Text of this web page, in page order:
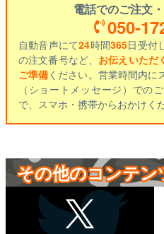
電話でのご注文
050-
自動音声にて24時間365日受付
の注文番号など、 お伝えいただ
ご準備ください。営業時間内に
（ショートメッセージ）での
で、スマホ・携帯からおかけく
その他のコンテン